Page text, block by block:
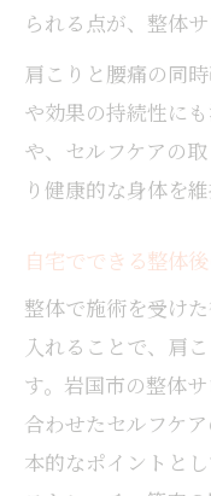
られる点が、整体
肩こりと腰痛の同
や効果の持続性に
や、セルフケアの
り健康的な身体を維
自宅でできる整体
整体で施術を受け
入れることで、肩
す。岩国市の整体
合わせたセルフケ
本的なポイントと